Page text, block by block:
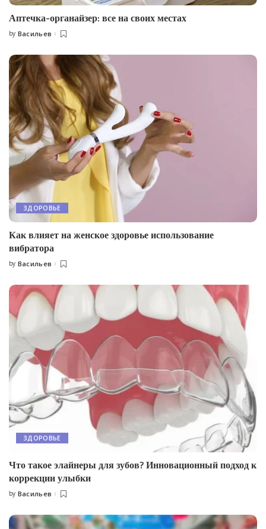
Аптечка-органайзер: все на своих местах
Posted
by Васильев
ЗДОРОВЬЕ
Как влияет на женское здоровье использование
вибратора
Posted
by Васильев
ЗДОРОВЬЕ
Что такое элайнеры для зубов? Инновационный подход к
коррекции улыбки
Posted
by Васильев